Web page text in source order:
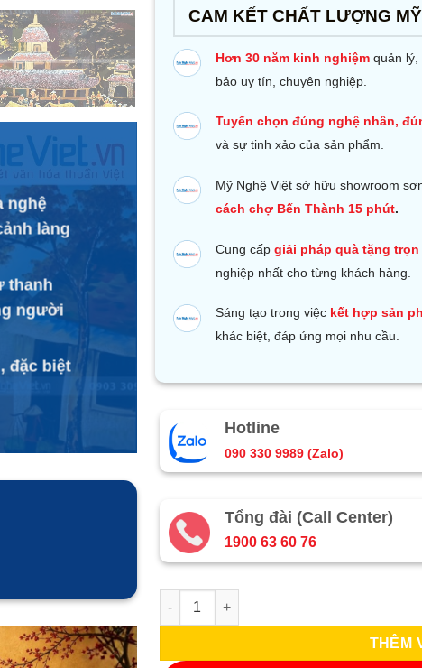
nghệ
làng
thanh
người
đặc biệt
CAM KẾT CHẤT LƯỢNG
Hơn 30 năm kinh nghiệm quản lý,
bảo uy tín, chuyên nghiệp.
Tuyển chọn đúng nghệ nhân,
và sự tinh xảo của sản phẩm.
Mỹ Nghệ Việt sở hữu showroom
cách chợ Bến Thành 15 phút.
Cung cấp giải pháp quà tặng trọn
nghiệp nhất cho từng khách hàng.
Sáng tạo trong việc kết hợp sản
khác biệt, đáp ứng mọi nhu cầu.
Hotline
090 330 9989 (Zalo)
Tổng đài (Call Center)
1900 63 60 76
Tranh Sơn Mài Đồng Quê Giả Cổ Cao Cấp
THÊM